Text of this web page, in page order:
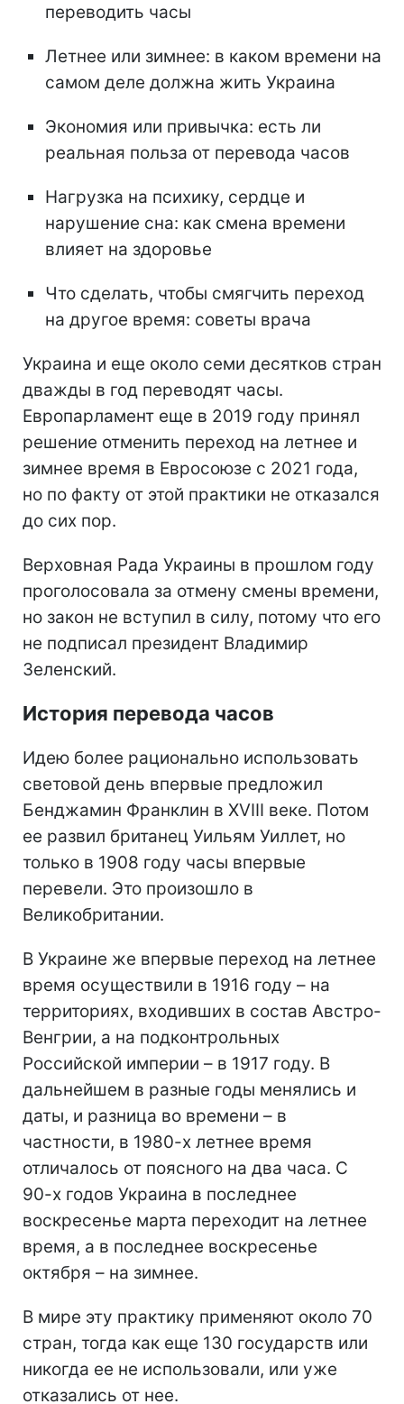
переводить часы
Летнее или зимнее: в каком времени на
самом деле должна жить Украина
Экономия или привычка: есть ли
реальная польза от перевода часов
Нагрузка на психику, сердце и
нарушение сна: как смена времени
влияет на здоровье
Что сделать, чтобы смягчить переход
на другое время: советы врача
Украина и еще около семи десятков стран
дважды в год переводят часы.
Европарламент еще в 2019 году принял
решение отменить переход на летнее и
зимнее время в Евросоюзе с 2021 года,
но по факту от этой практики не отказался
до сих пор.
Верховная Рада Украины в прошлом году
проголосовала за отмену смены времени,
но закон не вступил в силу, потому что его
не подписал президент Владимир
Зеленский.
История перевода часов
Идею более рационально использовать
световой день впервые предложил
Бенджамин Франклин в XVIII веке. Потом
ее развил британец Уильям Уиллет, но
только в 1908 году часы впервые
перевели. Это произошло в
Великобритании.
В Украине же впервые переход на летнее
время осуществили в 1916 году – на
территориях, входивших в состав Австро-
Венгрии, а на подконтрольных
Российской империи – в 1917 году. В
дальнейшем в разные годы менялись и
даты, и разница во времени – в
частности, в 1980-х летнее время
отличалось от поясного на два часа. С
90-х годов Украина в последнее
воскресенье марта переходит на летнее
время, а в последнее воскресенье
октября – на зимнее.
В мире эту практику применяют около 70
стран, тогда как еще 130 государств или
никогда ее не использовали, или уже
отказались от нее.